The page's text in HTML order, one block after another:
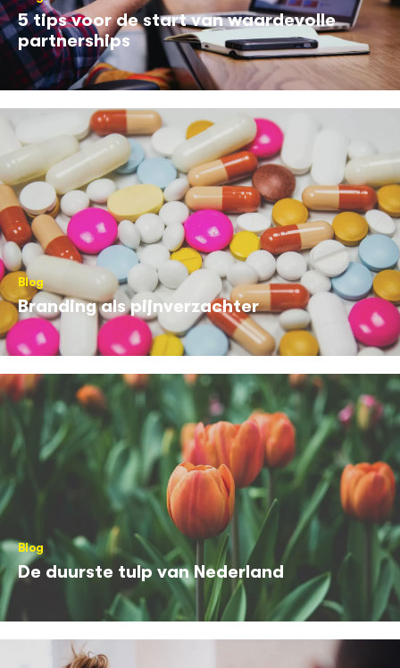
5 tips voor de start van waardevolle
partnerships
Blog
Branding als pijnverzachter
Blog
De duurste tulp van Nederland